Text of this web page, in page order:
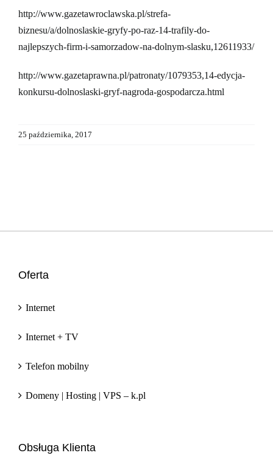
http://www.gazetawroclawska.pl/strefa-
biznesu/a/dolnoslaskie-gryfy-po-raz-14-trafily-do-
najlepszych-firm-i-samorzadow-na-dolnym-slasku,12611933/
http://www.gazetaprawna.pl/patronaty/1079353,14-edycja-
konkursu-dolnoslaski-gryf-nagroda-gospodarcza.html
25 października, 2017
Oferta
Internet
Internet + TV
Telefon mobilny
Domeny | Hosting | VPS – k.pl
Obsługa Klienta